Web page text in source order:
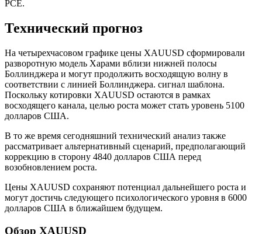
PCE.
Технический прогноз
На четырехчасовом графике цены XAUUSD сформировали
разворотную модель Харами вблизи нижней полосы
Боллинджера и могут продолжить восходящую волну в
соответствии с линией Боллинджера. сигнал шаблона.
Поскольку котировки XAUUSD остаются в рамках
восходящего канала, целью роста может стать уровень 5100
долларов США.
В то же время сегодняшний технический анализ также
рассматривает альтернативный сценарий, предполагающий
коррекцию в сторону 4840 долларов США перед
возобновлением роста.
Цены XAUUSD сохраняют потенциал дальнейшего роста и
могут достичь следующего психологического уровня в 6000
долларов США в ближайшем будущем.
Обзор XAUUSD